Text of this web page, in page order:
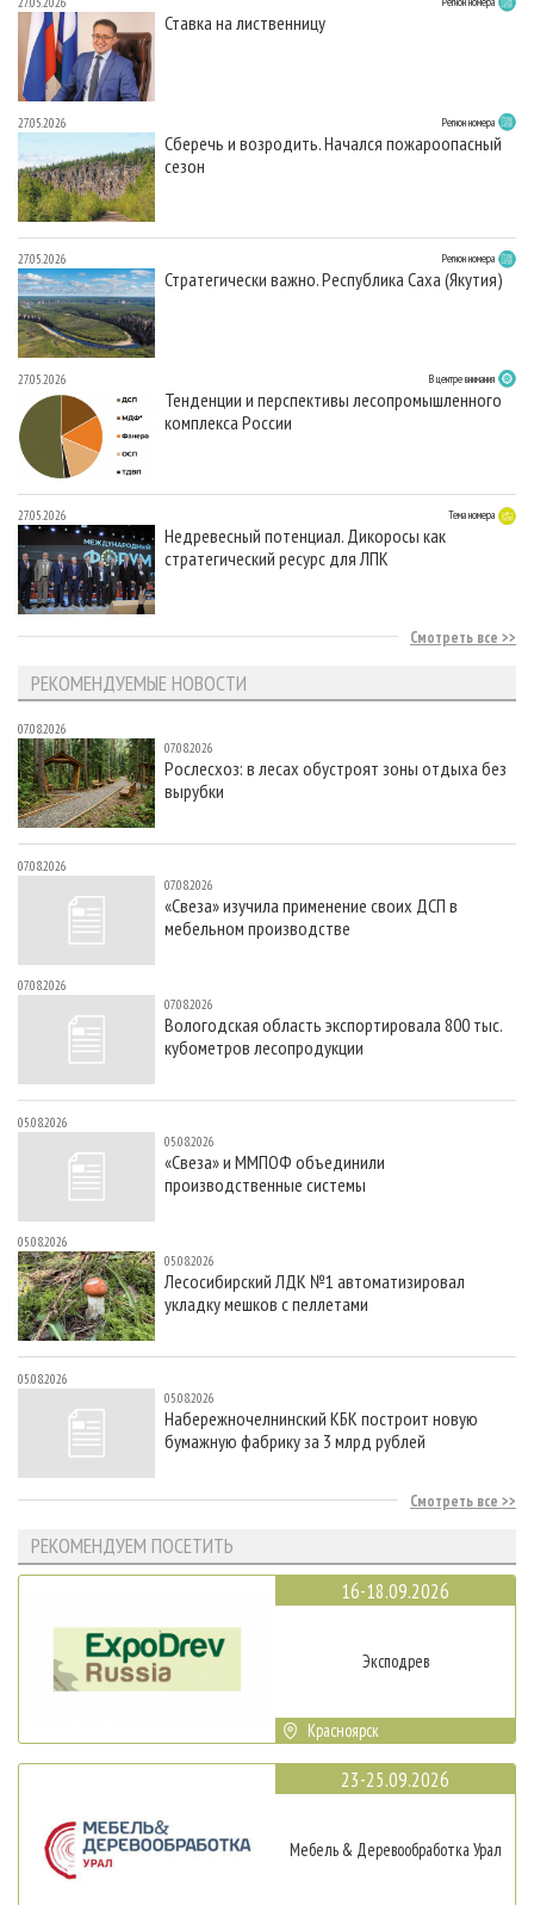
Ставка на лиственницу
27.05.2026 Регион номера
Сберечь и возродить. Начался пожароопасный
сезон
27.05.2026 Регион номера
Стратегически важно. Республика Саха (Якутия)
27.05.2026 В центре внимания
Тенденции и перспективы лесопромышленного
комплекса России
27.05.2026 Тема номера
Недревесный потенциал. Дикоросы как
стратегический ресурс для ЛПК
Смотреть все
РЕКОМЕНДУЕМЫЕ НОВОСТИ
07.08.2026
07.08.2026
Рослесхоз: в лесах обустроят зоны отдыха без
вырубки
07.08.2026
07.08.2026
«Свеза» изучила применение своих ДСП в
мебельном производстве
07.08.2026
07.08.2026
Вологодская область экспортировала 800 тыс.
кубометров лесопродукции
05.08.2026
05.08.2026
«Свеза» и ММПОФ объединили
производственные системы
05.08.2026
05.08.2026
Лесосибирский ЛДК №1 автоматизировал
укладку мешков с пеллетами
05.08.2026
05.08.2026
Набережночелнинский КБК построит новую
бумажную фабрику за 3 млрд рублей
Смотреть все
РЕКОМЕНДУЕМ ПОСЕТИТЬ
16-18.09.2026
Эксподрев
Красноярск
23-25.09.2026
Мебель & Деревообработка Урал